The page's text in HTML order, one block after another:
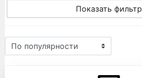
Показать фильтр